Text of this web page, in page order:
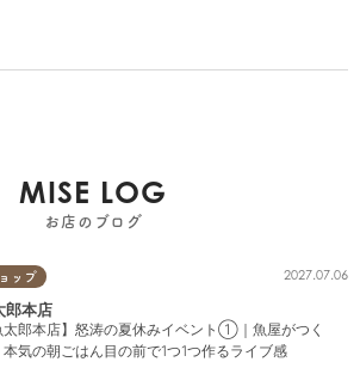
MISE LOG
お店のブログ
ップ 2027.07.06
郎本店
太郎本店】怒涛の夏休みイベント①｜魚屋がつく
本気の朝ごはん目の前で1つ1つ作るライブ感